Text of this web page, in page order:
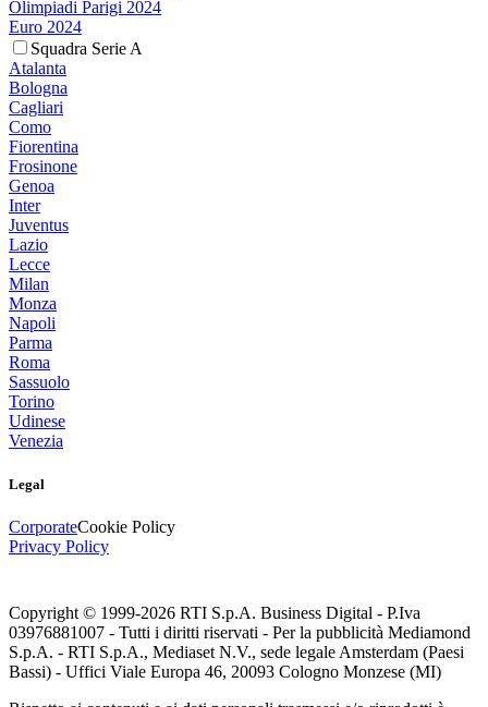
Olimpiadi Parigi 2024
Euro 2024
Squadra Serie A
Atalanta
Bologna
Cagliari
Como
Fiorentina
Frosinone
Genoa
Inter
Juventus
Lazio
Lecce
Milan
Monza
Napoli
Parma
Roma
Sassuolo
Torino
Udinese
Venezia
Legal
CorporateCookie Policy
Privacy Policy
Copyright © 1999-2026 RTI S.p.A. Business Digital - P.Iva
03976881007 - Tutti i diritti riservati - Per la pubblicità Mediamond
S.p.A. - RTI S.p.A., Mediaset N.V., sede legale Amsterdam (Paesi
Bassi) - Uffici Viale Europa 46, 20093 Cologno Monzese (MI)